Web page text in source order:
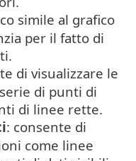
simile al grafico
per il fatto di
di visualizzare le
di punti di
di linee rette.
: consente di
come linee